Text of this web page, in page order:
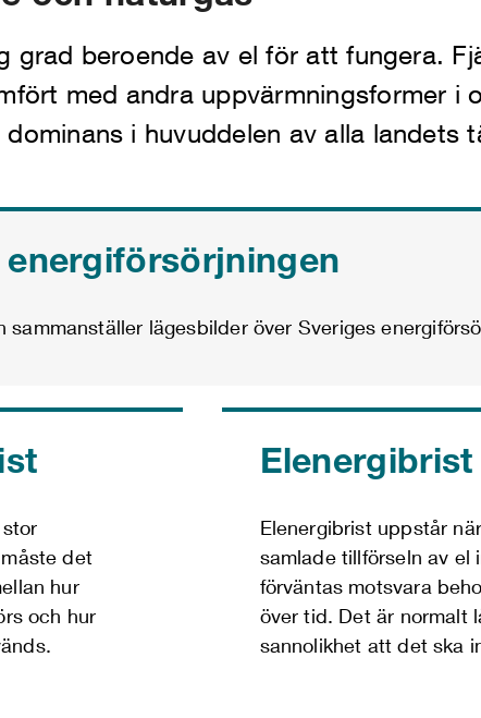
grad beroende av el för att fungera.
med andra uppvärmningsformer i
i huvuddelen av alla landets
sammanställer lägesbilder över Sveriges
det
hur
och hur
Elenergibrist
Elenergibrist uppstår
samlade tillförseln av el
förväntas motsvara
över tid. Det är normalt
sannolikhet att det ska